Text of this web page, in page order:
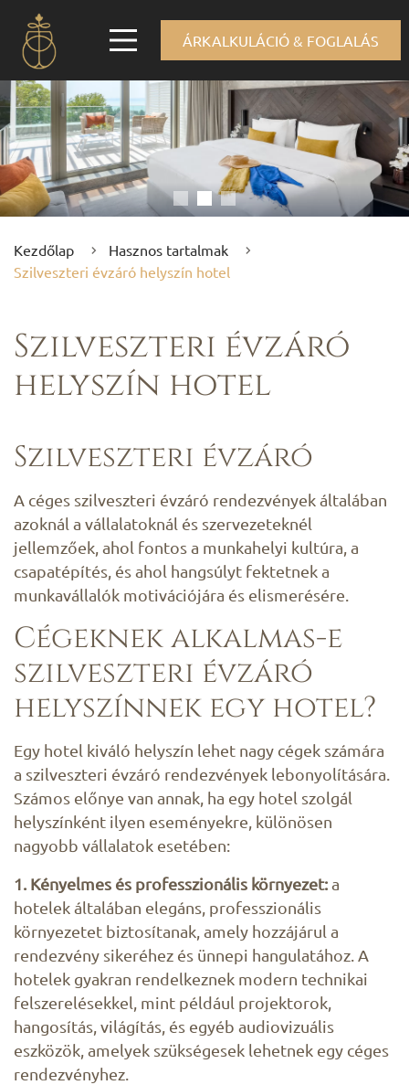
ÁRKALKULÁCIÓ & FOGLALÁS
Kezdőlap
Hasznos tartalmak
Szilveszteri évzáró helyszín hotel
Szilveszteri évzáró
helyszín hotel
Szilveszteri évzáró
A céges szilveszteri évzáró rendezvények általában
azoknál a vállalatoknál és szervezeteknél
jellemzőek, ahol fontos a munkahelyi kultúra, a
csapatépítés, és ahol hangsúlyt fektetnek a
munkavállalók motivációjára és elismerésére.
Cégeknek alkalmas-e
szilveszteri évzáró
helyszínnek egy hotel?
Egy hotel kiváló helyszín lehet nagy cégek számára
a szilveszteri évzáró rendezvények lebonyolítására.
Számos előnye van annak, ha egy hotel szolgál
helyszínként ilyen eseményekre, különösen
nagyobb vállalatok esetében:
1. Kényelmes és professzionális környezet:a
hotelek általában elegáns, professzionális
környezetet biztosítanak, amely hozzájárul a
rendezvény sikeréhez és ünnepi hangulatához. A
hotelek gyakran rendelkeznek modern technikai
felszerelésekkel, mint például projektorok,
hangosítás, világítás, és egyéb audiovizuális
eszközök, amelyek szükségesek lehetnek egy céges
rendezvényhez.